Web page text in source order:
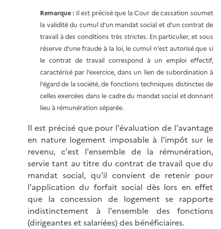
Remarque : Il est précisé que la Cour de cassation soumet
la validité du cumul d'un mandat social et d'un contrat de
travail à des conditions très strictes. En particulier, et sous
réserve d'une fraude à la loi, le cumul n'est autorisé que si
le contrat de travail correspond à un emploi effectif,
caractérisé par l'exercice, dans un lien de subordination à
l'égard de la société, de fonctions techniques distinctes de
celles exercées dans le cadre du mandat social et donnant
lieu à rémunération séparée.
Il est précisé que pour l'évaluation de l'avantage
en nature logement imposable à l'impôt sur le
revenu, c'est l'ensemble de la rémunération,
servie tant au titre du contrat de travail que du
mandat social, qu'il convient de retenir pour
l'application du forfait social dès lors en effet
que la concession de logement se rapporte
indistinctement à l'ensemble des fonctions
(dirigeantes et salariées) des bénéficiaires.